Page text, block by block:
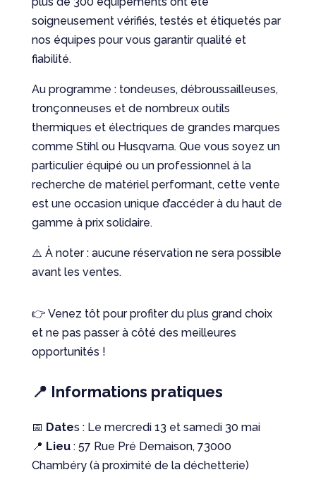
soigneusement vérifiés, testés et étiquetés par
nos équipes pour vous garantir qualité et
fiabilité.
Au programme : tondeuses, débroussailleuses,
tronçonneuses et de nombreux outils
thermiques et électriques de grandes marques
comme Stihl ou Husqvarna. Que vous soyez un
particulier équipé ou un professionnel à la
recherche de matériel performant, cette vente
est une occasion unique d’accéder à du haut de
gamme à prix solidaire.
⚠️ À noter : aucune réservation ne sera possible
avant les ventes.
👉 Venez tôt pour profiter du plus grand choix
et ne pas passer à côté des meilleures
opportunités !
📍 Informations pratiques
📅 Dates : Le mercredi 13 et samedi 30 mai
📍 Lieu: 57 Rue Pré Demaison, 73000
Chambéry (à proximité de la déchetterie)